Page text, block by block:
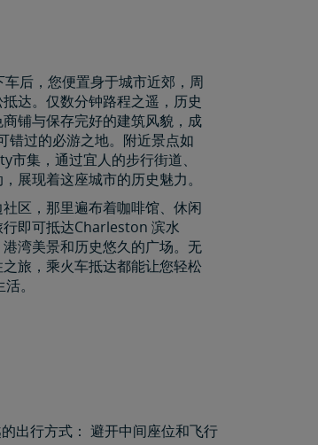
后，您便置身于城市近郊，周
达。仅数分钟路程之遥，历史
铺与保存完好的建筑风貌，成
错过的必游之地。附近景点如
集，通过宜人的步行街道、
展现着这座城市的历史魅力。
区，那里遍布着咖啡馆、休闲
即可抵达Charleston 滨水
湾美景和历史悠久的广场。无
旅，乘火车抵达都能让您轻松
。
出行方式： 避开中间座位和飞行